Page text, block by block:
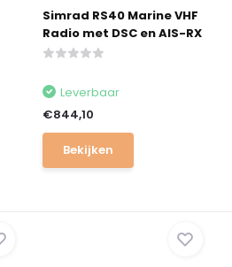
Simrad RS40 Marine VHF
Radio met DSC en AIS-RX
Leverbaar
€844,10
Bekijken